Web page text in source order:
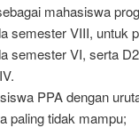
mahasiswa
semester VIII, untuk
semester VI, serta
PPA dengan
paling tidak mampu;